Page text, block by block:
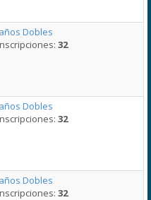
Dobles
32
Dobles
32
Dobles
32